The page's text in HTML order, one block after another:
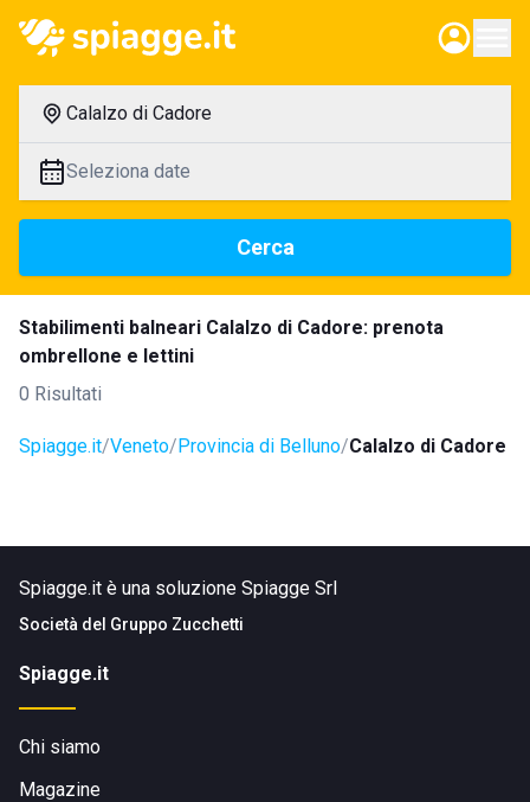
Calalzo di Cadore
Seleziona date
Cerca
Stabilimenti balneari Calalzo di Cadore: prenota
ombrellone e lettini
0 Risultati
Spiagge.it Veneto Provincia di Belluno Calalzo di Cadore
Spiagge.it è una soluzione Spiagge Srl
Società del Gruppo Zucchetti
Spiagge.it
Chi siamo
Magazine